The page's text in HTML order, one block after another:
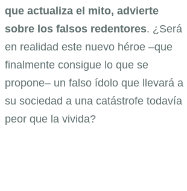
que actualiza el mito, advierte
sobre los falsos redentores. ¿Será
en realidad este nuevo héroe –que
finalmente consigue lo que se
propone– un falso ídolo que llevará a
su sociedad a una catástrofe todavía
peor que la vivida?